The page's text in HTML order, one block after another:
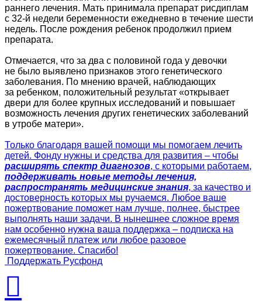
раннего лечения. Мать принимала препарат рисдиплам
с 32-й недели беременности ежедневно в течение шести
недель. После рождения ребенок продолжил прием
препарата.
Отмечается, что за два с половиной года у девочки
не было выявлено признаков этого генетического
заболевания. По мнению врачей, наблюдающих
за ребенком, положительный результат «открывает
двери для более крупных исследований и повышает
возможность лечения других генетических заболеваний
в утробе матери».
Только благодаря вашей помощи мы помогаем лечить
детей. Фонду нужны и средства для развития – чтобы
расширять спектр диагнозов, с которыми работаем,
поддерживать новые методы лечения,
распространять медицинские знания, за качество и
достоверность которых мы ручаемся. Любое ваше
пожертвование поможет нам лучше, полнее, быстрее
выполнять наши задачи. В нынешнее сложное время
нам особенно нужна ваша поддержка – подписка на
ежемесячный платеж или любое разовое
пожертвование. Спасибо!
Поддержать Русфонд